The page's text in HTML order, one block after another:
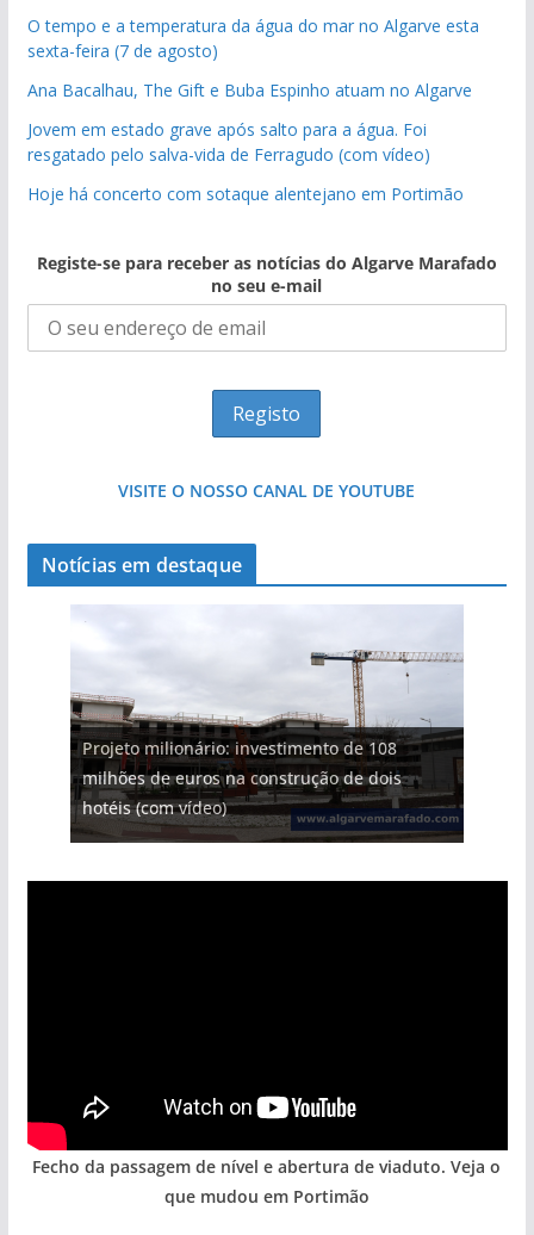
O tempo e a temperatura da água do mar no Algarve esta
sexta-feira (7 de agosto)
Ana Bacalhau, The Gift e Buba Espinho atuam no Algarve
Jovem em estado grave após salto para a água. Foi
resgatado pelo salva-vida de Ferragudo (com vídeo)
Hoje há concerto com sotaque alentejano em Portimão
Registe-se para receber as notícias do Algarve Marafado
no seu e-mail
VISITE O NOSSO CANAL DE YOUTUBE
Notícias em destaque
Projeto milionário: investimento de 108
milhões de euros na construção de dois
hotéis (com vídeo)
Fecho da passagem de nível e abertura de viaduto. Veja o
que mudou em Portimão